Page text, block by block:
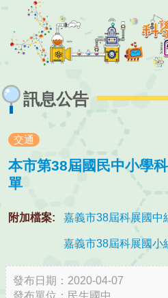
訊息公告
交通
本市第38屆國民中小學
單
附加檔案: 嘉義市38屆科展國中
嘉義市38屆科展國小
發布日期：2020-04-07
發布單位：民生國中